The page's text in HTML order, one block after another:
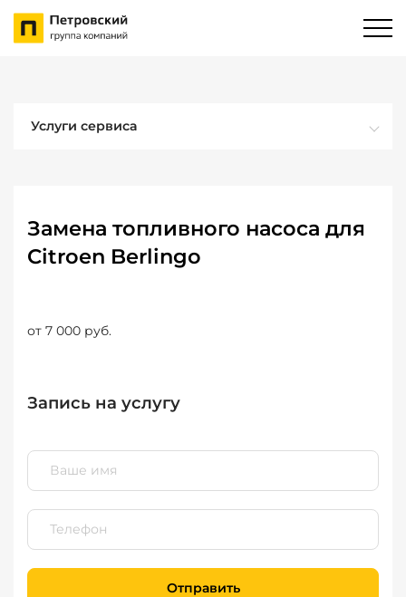
Услуги сервиса
Замена топливного насоса для
Citroen Berlingo
от 7 000 руб.
Запись на услугу
Отправить